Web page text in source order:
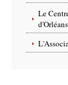
Le
d'Orléans